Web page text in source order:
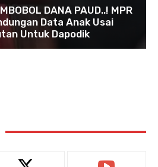
DANA PAUD..! MPR
Data Anak Usai
Untuk Dapodik